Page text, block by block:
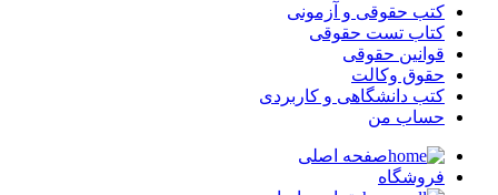
کتب حقوقی و آزمونی
کتاب تست حقوقی
قوانین حقوقی
حقوق وکالت
کتب دانشگاهی و کاربردی
حساب من
صفحه اصلی
فروشگاه